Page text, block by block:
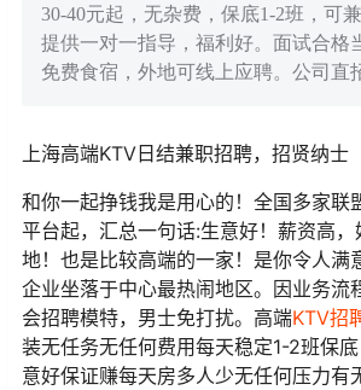
30-40元起，无杂费，保底1-2班，可
提供一对一指导，福利好。面试合格
免费食宿，外地可线上应聘。公司直
上海高端KTV日结兼职招聘，招贤纳士
和你一起挣钱我是用心的！全国多家
平台起，汇总一句话:生意好！薪资高
地！也是比较高端的一家！是你令人满
企业坐落于中心最热闹地区。因业务流
会招聘模特，男士免打扰。高端KTV招
装无任务无任何费用每天稳定1-2班保
意好保证赚每天房多人少无任何压力有